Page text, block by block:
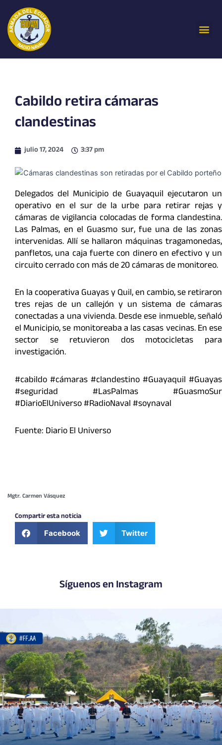
contenido
Cabildo retira cámaras
clandestinas
julio 17, 2024 3:37 pm
Delegados del Municipio de Guayaquil ejecutaron un
operativo en el sur de la urbe para retirar rejas y
cámaras de vigilancia colocadas de forma clandestina.
Las Palmas, en el Guasmo sur, fue una de las zonas
intervenidas. Allí se hallaron máquinas tragamonedas,
panfletos, una caja fuerte con dinero en efectivo y un
circuito cerrado con más de 20 cámaras de monitoreo.
En la cooperativa Guayas y Quil, en cambio, se retiraron
tres rejas de un callejón y un sistema de cámaras
conectadas a una vivienda. Desde ese inmueble, señaló
el Municipio, se monitoreaba a las casas vecinas. En ese
sector se retuvieron dos motocicletas para
investigación.
#cabildo #cámaras #clandestino #Guayaquil #Guayas
#seguridad #LasPalmas #GuasmoSur
#DiarioElUniverso #RadioNaval #soynaval
Fuente: Diario El Universo
Mgtr. Carmen Vásquez
Compartir esta noticia
Facebook Twitter
Síguenos en Instagram